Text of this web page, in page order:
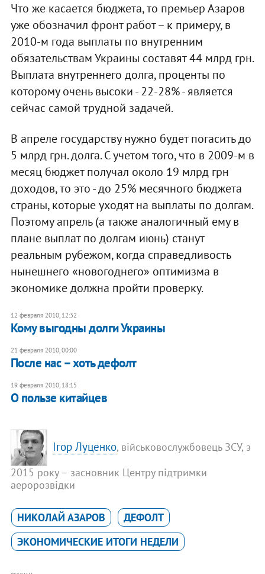
Что же касается бюджета, то премьер Азаров
уже обозначил фронт работ – к примеру, в
2010-м года выплаты по внутренним
обязательствам Украины составят 44 млрд грн.
Выплата внутреннего долга, проценты по
которому очень высоки - 22-28% - является
сейчас самой трудной задачей.
В апреле государству нужно будет погасить до
5 млрд грн. долга. С учетом того, что в 2009-м в
месяц бюджет получал около 19 млрд грн
доходов, то это - до 25% месячного бюджета
страны, которые уходят на выплаты по долгам.
Поэтому апрель (а также аналогичный ему в
плане выплат по долгам июнь) станут
реальным рубежом, когда справедливость
нынешнего «новогоднего» оптимизма в
экономике должна пройти проверку.
12 февраля 2010, 12:32
Кому выгодны долги Украины
21 февраля 2010, 00:00
После нас – хоть дефолт
19 февраля 2010, 18:15
О пользе китайцев
Ігор Луценко, військовослужбовець ЗСУ, з
2015 року – засновник Центру підтримки
аеророзвідки
НИКОЛАЙ АЗАРОВ
ДЕФОЛТ
ЭКОНОМИЧЕСКИЕ ИТОГИ НЕДЕЛИ